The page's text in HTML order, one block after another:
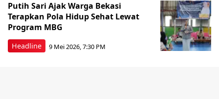
Headline
Putih Sari Ajak Warga Bekasi
Terapkan Pola Hidup Sehat Lewat
Program MBG
9 Mei 2026, 7:30 PM